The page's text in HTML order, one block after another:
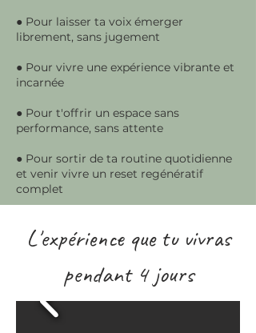
● Pour laisser ta voix émerger
librement, sans jugement
● Pour vivre une expérience vibrante et
incarnée
● Pour t'offrir un espace sans
performance, sans attente
● Pour sortir de ta routine quotidienne
et venir vivre un reset regénératif
complet
L'expérience que tu vivras
pendant 4 jours